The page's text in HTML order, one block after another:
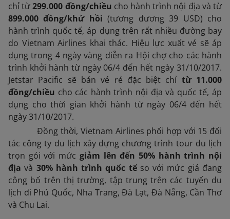
chỉ từ299.000 đồng/chiều cho hành trình nội địa và từ
899.000 đồng/khứ hồi (tương đương 39 USD) cho
hành trình quốc tế, áp dụng trên rất nhiều đường bay
do Vietnam Airlines khai thác. Hiệu lực xuất vé sẽ áp
dụng trong 4 ngày vàng diễn ra Hội chợ cho các hành
trình khởi hành từ ngày 06/4 đến hết ngày 31/10/2017.
Jetstar Pacific sẽ bán vé rẻ đặc biệt chỉ từ 11.000
đồng/chiều cho các hành trình nội địa và quốc tế, áp
dụng cho thời gian khởi hành từ ngày 06/4 đến hết
ngày 31/10/2017.
Đồng thời, Vietnam Airlines phối hợp với 15 đối
tác công ty du lịch xây dựng chương trình tour du lịch
trọn gói với mức giảm lên đến 50% hành trình nội
địavà 30% hành trình quốc tếso với mức giá đang
công bố trên thị trường, tập trung trên các tuyến du
lịch đi Phú Quốc, Nha Trang, Đà Lạt, Đà Nẵng, Cần Thơ
và Chu Lai.